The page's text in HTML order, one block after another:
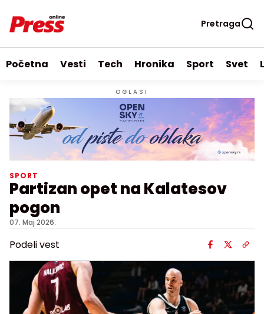
Pretraga
Početna Vesti Tech Hronika Sport Svet
OGLASI
SPORT
Partizan opet na Kalatesov
pogon
07. Maj 2026.
Podeli vest